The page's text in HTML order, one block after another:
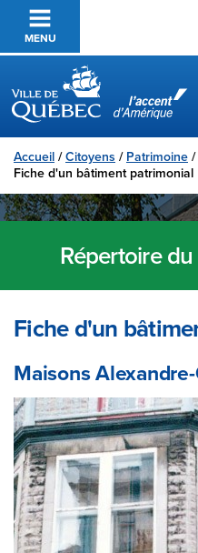
Passer au contenu principal
MENU
Ville de Québec
Accueil /Citoyens / Patrimoine /
Fiche d'un bâtiment patrimonial
Répertoire
Fiche d'un
Maisons